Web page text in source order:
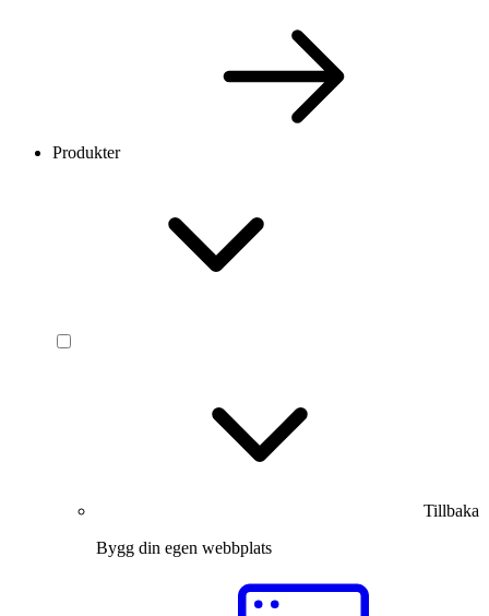
Produkter
Tillbaka
Bygg din egen webbplats